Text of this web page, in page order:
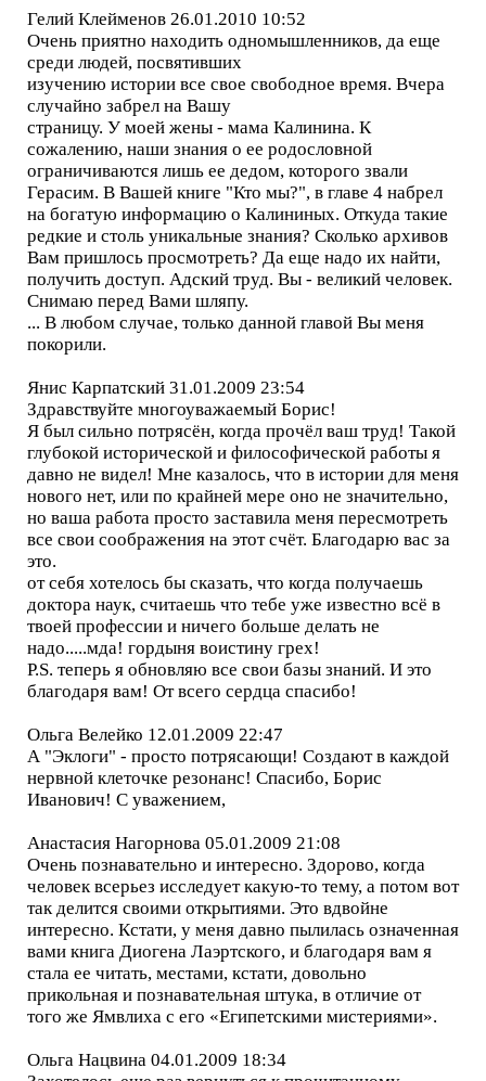
Гелий Клейменов 26.01.2010 10:52
Очень приятно находить одномышленников, да еще
среди людей, посвятивших
изучению истории все свое свободное время. Вчера
случайно забрел на Вашу
страницу. У моей жены - мама Калинина. К
сожалению, наши знания о ее родословной
ограничиваются лишь ее дедом, которого звали
Герасим. В Вашей книге "Кто мы?", в главе 4 набрел
на богатую информацию о Калининых. Откуда такие
редкие и столь уникальные знания? Сколько архивов
Вам пришлось просмотреть? Да еще надо их найти,
получить доступ. Адский труд. Вы - великий человек.
Снимаю перед Вами шляпу.
... В любом случае, только данной главой Вы меня
покорили.
Янис Карпатский 31.01.2009 23:54
Здравствуйте многоуважаемый Борис!
Я был сильно потрясён, когда прочёл ваш труд! Такой
глубокой исторической и философической работы я
давно не видел! Мне казалось, что в истории для меня
нового нет, или по крайней мере оно не значительно,
но ваша работа просто заставила меня пересмотреть
все свои соображения на этот счёт. Благодарю вас за
это.
от себя хотелось бы сказать, что когда получаешь
доктора наук, считаешь что тебе уже известно всё в
твоей профессии и ничего больше делать не
надо.....мда! гордыня воистину грех!
P.S. теперь я обновляю все свои базы знаний. И это
благодаря вам! От всего сердца спасибо!
Ольга Велейко 12.01.2009 22:47
А "Эклоги" - просто потрясающи! Создают в каждой
нервной клеточке резонанс! Спасибо, Борис
Иванович! С уважением,
Анастасия Нагорнова 05.01.2009 21:08
Очень познавательно и интересно. Здорово, когда
человек всерьез исследует какую-то тему, а потом вот
так делится своими открытиями. Это вдвойне
интересно. Кстати, у меня давно пылилась означенная
вами книга Диогена Лаэртского, и благодаря вам я
стала ее читать, местами, кстати, довольно
прикольная и познавательная штука, в отличие от
того же Ямвлиха с его «Египетскими мистериями».
Ольга Нацвина 04.01.2009 18:34